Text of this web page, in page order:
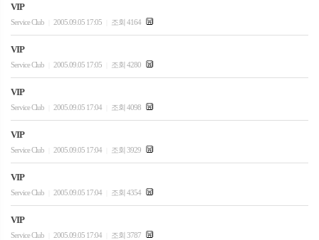
VIP
Service Club 2005.09.05 17:05 조회 4164
VIP
Service Club 2005.09.05 17:05 조회 4280
VIP
Service Club 2005.09.05 17:04 조회 4098
VIP
Service Club 2005.09.05 17:04 조회 3929
VIP
Service Club 2005.09.05 17:04 조회 4354
VIP
Service Club 2005.09.05 17:04 조회 3787